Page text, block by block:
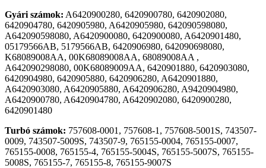
Gyári számok: A6420900280, 6420900780, 6420902080,
6420904780, 6420905980, A6420905980, 642090598080,
A642090598080, A6420900080, 6420900080, A6420901480,
05179566AB, 5179566AB, 6420906980, 642090698080,
K68089008AA, 00K68089008AA, 68089008AA ,
A642090298080, 00K68089009AA, 6420901880, 6420903080,
6420904980, 6420905880, 6420906280, A6420901880,
A6420903080, A6420905880, A6420906280, A9420904980,
A6420900780, A6420904780, A6420902080, 6420900280,
6420901480
Turbó számok: 757608-0001, 757608-1, 757608-5001S, 743507-
0009, 743507-5009S, 743507-9, 765155-0004, 765155-0007,
765155-0008, 765155-4, 765155-5004S, 765155-5007S, 765155-
5008S, 765155-7, 765155-8, 765155-9007S